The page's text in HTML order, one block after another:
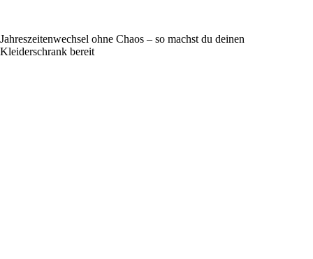
Jahreszeitenwechsel ohne Chaos – so machst du deinen
Kleiderschrank bereit